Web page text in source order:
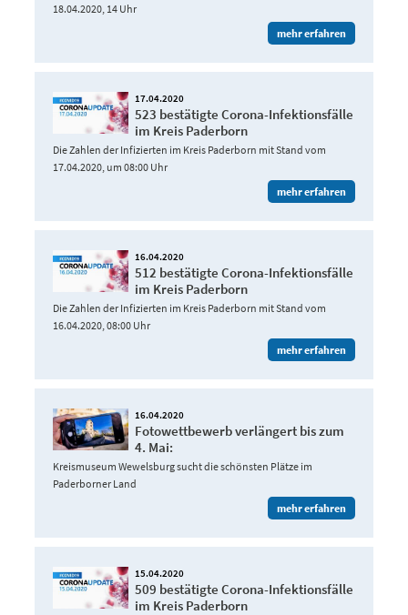
18.04.2020, 14 Uhr
mehr erfahren
17.04.2020
523 bestätigte Corona-Infektionsfälle
im Kreis Paderborn
Die Zahlen der Infizierten im Kreis Paderborn mit Stand vom
17.04.2020, um 08:00 Uhr
mehr erfahren
16.04.2020
512 bestätigte Corona-Infektionsfälle
im Kreis Paderborn
Die Zahlen der Infizierten im Kreis Paderborn mit Stand vom
16.04.2020, 08:00 Uhr
mehr erfahren
16.04.2020
Fotowettbewerb verlängert bis zum
4. Mai:
Kreismuseum Wewelsburg sucht die schönsten Plätze im
Paderborner Land
mehr erfahren
15.04.2020
509 bestätigte Corona-Infektionsfälle
im Kreis Paderborn